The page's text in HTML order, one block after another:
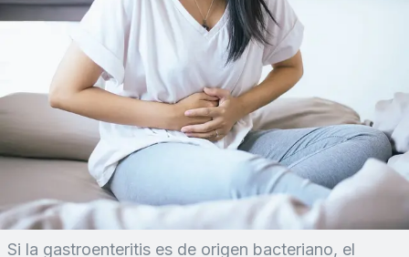
Si la gastroenteritis es de origen bacteriano, el